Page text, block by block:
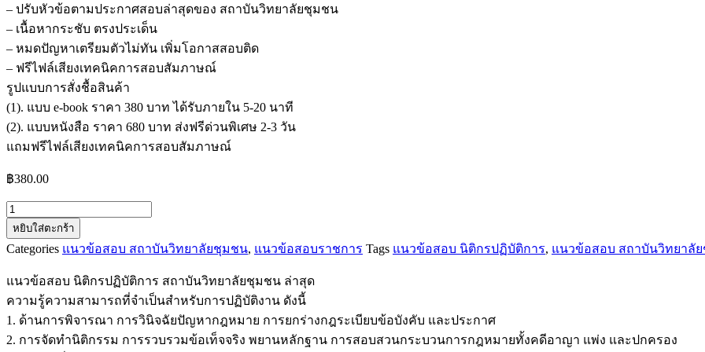
– ปรับหัวข้อตามประกาศสอบล่าสุดของ สถาบันวิทยาลัยชุมชน
– เนื้อหากระชับ ตรงประเด็น
– หมดปัญหาเตรียมตัวไม่ทัน เพิ่มโอกาสสอบติด
– ฟรีไฟล์เสียงเทคนิคการสอบสัมภาษณ์
รูปแบบการสั่งชื้อสินค้า
(1). แบบ e-book ราคา 380 บาท ได้รับภายใน 5-20 นาที
(2). แบบหนังสือ ราคา 680 บาท ส่งฟรีด่วนพิเศษ 2-3 วัน
แถมฟรีไฟล์เสียงเทคนิคการสอบสัมภาษณ์
฿380.00
จำนวน
แนว
ข้อสอบ
ปฏิบัติ
การ
สถาบัน
วิทยาลัย
หยิบใส่ตะกร้า
Categories แนวข้อสอบ สถาบันวิทยาลัยชุมชน, แนวข้อสอบราชการ Tags แนวข้อสอบ นิติกรปฏิบัติการ, แนวข้อสอบ สถาบันวิทยาลั
แนวข้อสอบ นิติกรปฏิบัติการ สถาบันวิทยาลัยชุมชน ล่าสุด
ความรู้ความสามารถที่จำเป็นสำหรับการปฏิบัติงาน ดังนี้
1. ด้านการพิจารณา การวินิจฉัยปัญหากฎหมาย การยกร่างกฎระเบียบข้อบังคับ และประกาศ
2. การจัดทำนิติกรรม การรวบรวมข้อเท็จจริง พยานหลักฐาน การสอบสวนกระบวนการกฎหมายทั้งคดีอาญา แพ่ง และปกครอง